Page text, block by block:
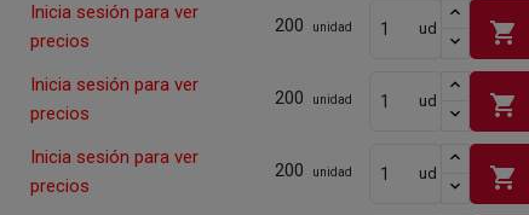
Inicia sesión para ver
precios
200 unidad ud shopping_cart
Inicia sesión para ver
precios
200 unidad ud shopping_cart
Inicia sesión para ver
precios
200 unidad ud shopping_cart